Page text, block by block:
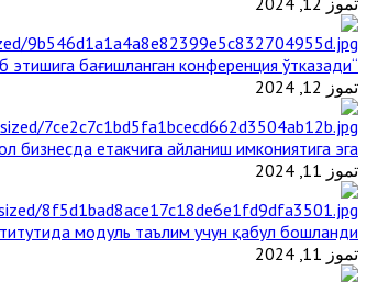
“Ал-Азҳар” Таиландда динларнинг тинч-тотув яшашга тарғиб этишига бағишланган конференция ўтказади
تموز 12, 2024
бизнесда етакчига айланиш имкониятига эга
تموز 11, 2024
модуль таълим учун қабул бошланди
تموز 11, 2024